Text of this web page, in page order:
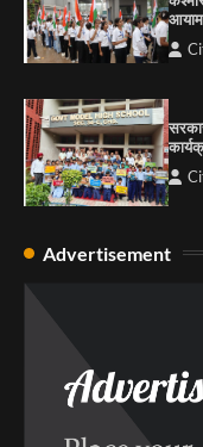
आयाम
Advertisement